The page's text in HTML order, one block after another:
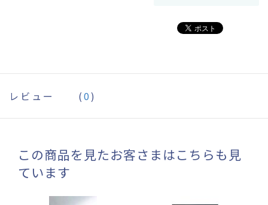
レビュー (0)
この商品を見たお客さまはこちらも見
ています